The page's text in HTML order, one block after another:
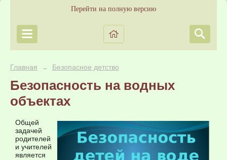
Перейти на полную версию
Главная → Безопасное детство
Безопасность на водных
объектах
Общей
задачей
родителей
и учителей
является